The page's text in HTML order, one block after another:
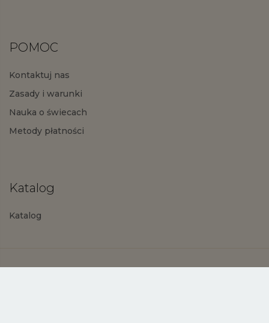
POMOC
Kontaktuj nas
Zasady i warunki
Nauka o świecach
Metody płatności
Katalog
Katalog